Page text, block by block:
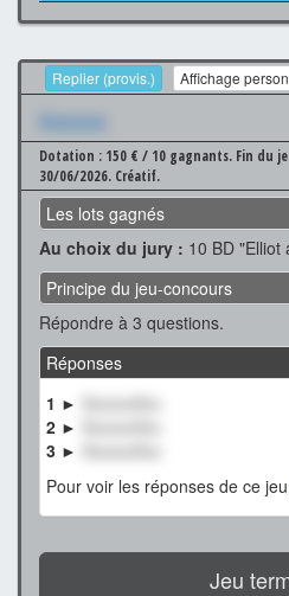
Replier (provis.) Affichage
Xxxxxxx
Dotation : 150 € / 10 gagnants. Fin du
30/06/2026. Créatif.
Les lots gagnés
Au choix du jury : 10 BD
Principe du jeu-concours
Répondre à 3 questions.
Réponses
1 ►
XxxxxxXxx
2 ►
3 ►
Pour voir les réponses de ce
Jeu